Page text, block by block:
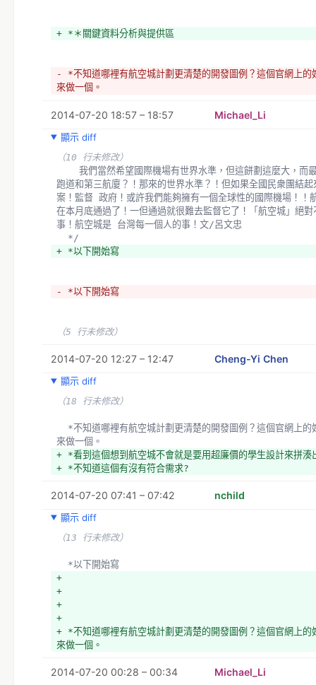
+ *＊關鍵資料分析與提供區
- *不知道哪裡有航空城計劃更清楚的開發圖例？這個官網上的
來做一個。
- *不知道這個有沒有符合需求?
+
+ *＊一般資訊區（新聞報導，或是航空城受害者提供的資料）
+ －＞呂文忠（航空城規畫區住戶）（國立臺北藝術大學，動
+   //[動的鑰匙]呂文忠 老師介紹影片
https://www.youtube.com/watch?v=pm56Xp7hs8k
+
+
https://www.facebook.com/wordfisher/posts/
+ 音樂、藝術可以改變世界！
許美靜等等，那是一段非常令人懷念的時光！
限浩大！它把一個平淡無奇的影像付予新生命！真的非常神奇
很好！
+  https://www.youtube.com/watch?
v=dhuYNRtT7Y4&list=PL3FAE984ADB56FA8A
的闖事業，雖然身上有龐大貸款壓力，但只要心??的信念不變
還清的！
+   但就在完工的第一個月，突然接到通知家園被航空城劃為
地，那一陣子，每天都在煩惱如何面對這突來的徵收案！晚上
不下，惱 子??想的都是如何解決這個突來的厄號。父親問我知
我當然知道呀！這麼重大的事怎麼可能不知道呢？我也不知道
能安慰他 老人家不要擔心，晚年還要面對這第三次徵收家園，
心。但誰也想不到11月9日航空城抗爭日，他竟然選擇這樣的方
真正開始，我看見人性與政府最醜陋的一面和人世間最溫暖一面
+   我們很慶幸目前有這些公益團體在幫助我們，但每個人的
此刻我們需要「音樂創作人才」、「舞蹈」、「戲劇表演」、
術」各 界的支援，把這一連串不公不義運用藝術表現出來，讓
注這個事件！由於自己是念加州藝術學院（迪士尼學校），対
好！父母 親用賣菜錢供我去美國念藝術，我也希望能夠運用藝
更加美好！更有文化藝術特質！而不是一連串的醜陋～～，我
的您協助！ 如果您知道有誰可以幫助我們，請您協助轉貼！謝
+
+
2014-07-20 18:57 – 18:57 Michael_Li
顯示 diff
（10 行未修改）
跑道和第三航廈？！那來的世界水準？！但如果全國民衆團結
案！監督 政府！或許我們能夠擁有一個全球性的國際機場！！
在本月底通過了！一但通過就很難去監督它了！「航空城」絕
事！航空城是 台灣每一個人的事！文/呂文忠
  */
+ *以下開始寫
- *以下開始寫
（5 行未修改）
2014-07-20 12:27 – 12:47 Cheng-Yi Chen
顯示 diff
（18 行未修改）
來做一個。
+ *看到這個想到航空城不會就是要用超廉價的學生設計來拼湊
+ *不知道這個有沒有符合需求?
2014-07-20 07:41 – 07:42 nchild
顯示 diff
（13 行未修改）
  *以下開始寫
+
+
+
+
+ *不知道哪裡有航空城計劃更清楚的開發圖例？這個官網上的
來做一個。
2014-07-20 00:28 – 00:34 Michael_Li